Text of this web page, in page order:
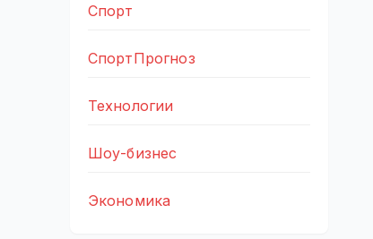
Спорт
СпортПрогноз
Технологии
Шоу-бизнес
Экономика